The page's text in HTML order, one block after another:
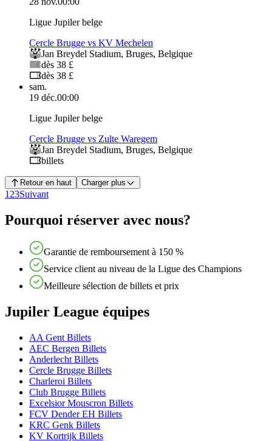
Ligue Jupiler belge
Cercle Brugge vs KV Mechelen
Jan Breydel Stadium, Bruges, Belgique
dès 38 £
dès 38 £
sam.
19 déc.00:00
Ligue Jupiler belge
Cercle Brugge vs Zulte Waregem
Jan Breydel Stadium, Bruges, Belgique
billets
Retour en haut Charger plus
1 23Suivant
Pourquoi réserver avec nous?
Garantie de remboursement à 150 %
Service client au niveau de la Ligue des Champions
Meilleure sélection de billets et prix
Jupiler League équipes
AA Gent Billets
AEC Bergen Billets
Anderlecht Billets
Cercle Brugge Billets
Charleroi Billets
Club Brugge Billets
Excelsior Mouscron Billets
FCV Dender EH Billets
KRC Genk Billets
KV Kortrijk Billets